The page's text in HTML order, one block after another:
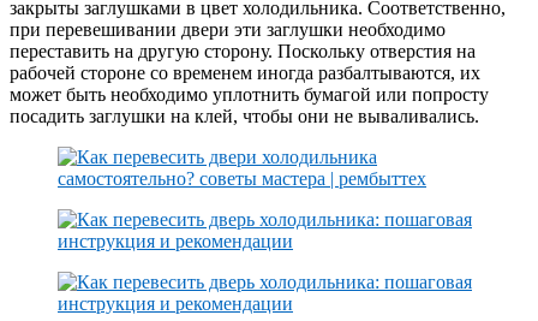
закрыты заглушками в цвет холодильника. Соответственно,
при перевешивании двери эти заглушки необходимо
переставить на другую сторону. Поскольку отверстия на
рабочей стороне со временем иногда разбалтываются, их
может быть необходимо уплотнить бумагой или попросту
посадить заглушки на клей, чтобы они не вываливались.